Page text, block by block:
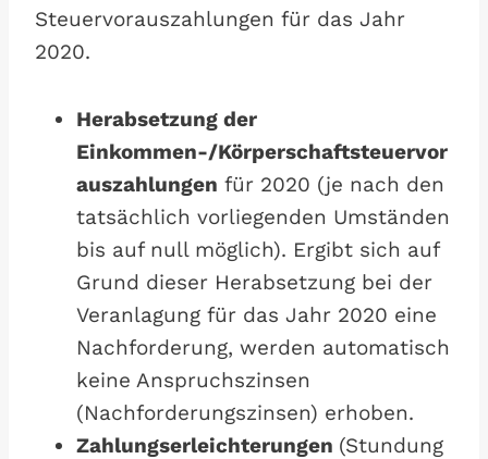
Steuervorauszahlungen für das Jahr
2020.
Herabsetzung der
Einkommen-/Körperschaftsteuervor
auszahlungen für 2020 (je nach den
tatsächlich vorliegenden Umständen
bis auf null möglich). Ergibt sich auf
Grund dieser Herabsetzung bei der
Veranlagung für das Jahr 2020 eine
Nachforderung, werden automatisch
keine Anspruchszinsen
(Nachforderungszinsen) erhoben.
Zahlungserleichterungen (Stundung